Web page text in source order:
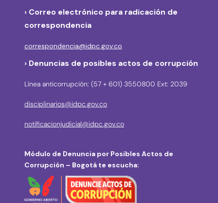
› Correo electrónico para radicación de
correspondencia
correspondencia@idpc.gov.co
› Denuncias de posibles actos de corrupción
Línea anticorrupción: (57 + 601) 3550800 Ext: 2039
disciplinarios@idpc.gov.co
notificacionjudicial@idpc.gov.co
Módulo de Denuncia por Posibles Actos de
Corrupción – Bogotá te escucha: